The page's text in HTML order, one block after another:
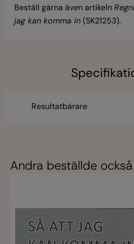
Beställ gärna även artikeln
jag kan komma in(SK21253).
Resultatbärare
Andra beställde också